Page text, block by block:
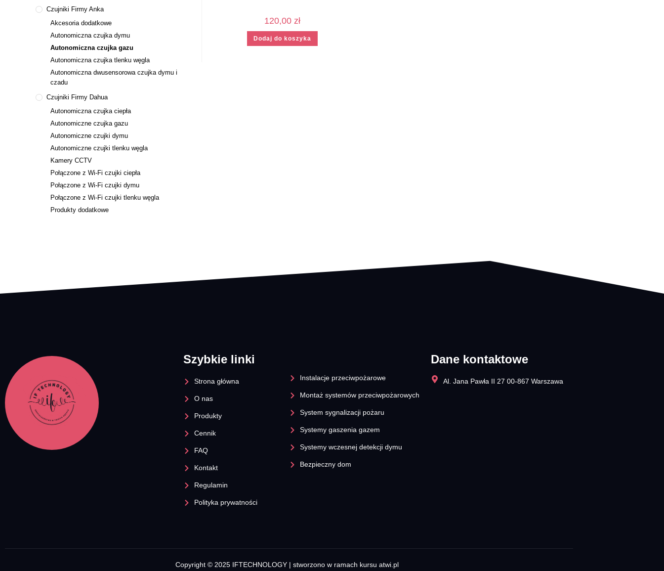
120,00 zł
Dodaj do koszyka
Czujniki Firmy Anka
Akcesoria dodatkowe
Autonomiczna czujka dymu
Autonomiczna czujka gazu
Autonomiczna czujka tlenku węgla
Autonomiczna dwusensorowa czujka dymu i
czadu
Czujniki Firmy Dahua
Autonomiczna czujka ciepła
Autonomiczne czujka gazu
Autonomiczne czujki dymu
Autonomiczne czujki tlenku węgla
Kamery CCTV
Połączone z Wi-Fi czujki ciepła
Połączone z Wi-Fi czujki dymu
Połączone z Wi-Fi czujki tlenku węgla
Produkty dodatkowe
Szybkie linki
Strona główna
O nas
Produkty
Cennik
FAQ
Kontakt
Regulamin
Polityka prywatności
Instalacje przeciwpożarowe
Montaż systemów przeciwpożarowych
System sygnalizacji pożaru
Systemy gaszenia gazem
Systemy wczesnej detekcji dymu​
Bezpieczny dom
Dane kontaktowe
Al. Jana Pawła II 27 00-867 Warszawa
Copyright © 2025 IFTECHNOLOGY | stworzono w ramach kursu atwi.pl